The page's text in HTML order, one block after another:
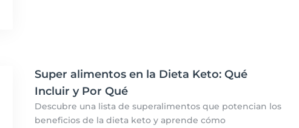
Super alimentos en la Dieta Keto: Qué
Incluir y Por Qué
Descubre una lista de superalimentos que potencian los
beneficios de la dieta keto y aprende cómo